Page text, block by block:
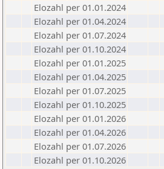
Elozahl per 01.01.2024
Elozahl per 01.04.2024
Elozahl per 01.07.2024
Elozahl per 01.10.2024
Elozahl per 01.01.2025
Elozahl per 01.04.2025
Elozahl per 01.07.2025
Elozahl per 01.10.2025
Elozahl per 01.01.2026
Elozahl per 01.04.2026
Elozahl per 01.07.2026
Elozahl per 01.10.2026